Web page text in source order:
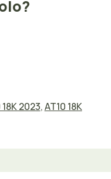
18K 2023,AT10 18K